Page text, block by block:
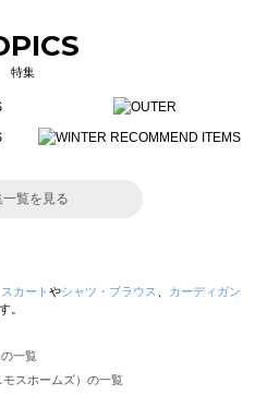
特集
一覧を見る
スカート やシャツ・ブラウス
カーディガン
。
一覧
スホームズ）の一覧